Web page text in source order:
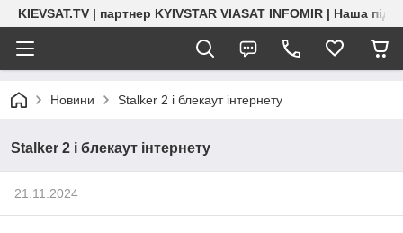
KIEVSAT.TV | партнер KYIVSTAR VIASAT INFOMIR | Наша
Новини Stalker 2 і блекаут інтернету
Stalker 2 і блекаут інтернету
21.11.2024